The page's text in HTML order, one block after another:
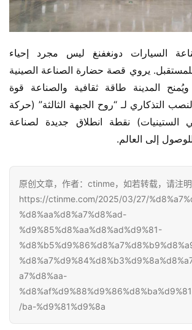
إلى العالم.
原创文章，作者：ctinme，如若转载，请注明
https://ctinme.com/2025/03/27/
%d8%aa%d8%a7%d8%ad-
%d9%85%d8%aa%d8%ad%d9%81-
a7%d8%aa-
ba-%d9%81%d9%8a/